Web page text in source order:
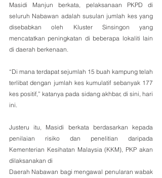
Masidi Manjun berkata, pelaksanaan PKPD di
seluruh Nabawan adalah susulan jumlah kes yang
disebabkan oleh Kluster Sinsingon yang
mencatatkan peningkatan di beberapa lokaliti lain
di daerah berkenaan.
“Di mana terdapat sejumlah 15 buah kampung telah
terlibat dengan jumlah kes kumulatif sebanyak 177
kes positif,” katanya pada sidang akhbar, di sini, hari
ini.
Justeru itu, Masidi berkata berdasarkan kepada
penilaian risiko dan penelitian daripada
Kementerian Kesihatan Malaysia (KKM), PKP akan
dilaksanakan di
Daerah Nabawan bagi mengawal penularan wabak